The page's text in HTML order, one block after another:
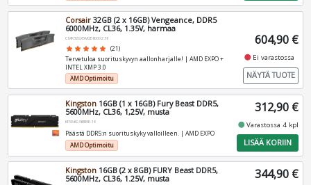
Corsair 32GB (2 x 16GB) Vengeance, DDR5
6000MHz, CL36, 1.35V, harmaa
CMK32GX5M2E6000Z36
star star star star star (21)
Tervetuloa suorituskyvyn aallonharjalle! | AMD EXPO +
INTEL XMP 3.0
AMD Optimoitu
604,90 €
fiber_manual_record Ei varastossa
NÄYTÄ TUOTE
Kingston 16GB (1 x 16GB) Fury Beast DDR5,
5600MHz, CL36, 1,25V, musta
KF556C36BBE-16
Päästä DDR5:n suorituskyky valloilleen. | AMD EXPO
AMD Optimoitu
312,90 €
fiber_manual_recordVarastossa 4 kpl
LISÄÄ KORIIN
Kingston 16GB (2 x 8GB) FURY Beast DDR5,
5600MHz, CL36, 1.25V, musta
344,90 €